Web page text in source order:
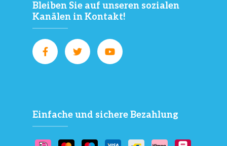
Bleiben Sie auf unseren sozialen
Kanälen in Kontakt!
Einfache und sichere Bezahlung